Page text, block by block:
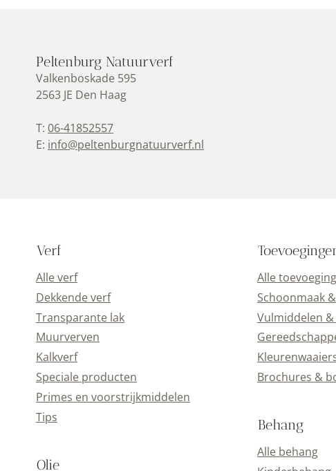
Peltenburg Natuurverf
Valkenboskade 595
2563 JE Den Haag
T: 06-41852557
E: info@peltenburgnatuurverf.nl
Verf
Alle verf
Dekkende verf
Transparante lak
Muurverven
Kalkverf
Speciale producten
Primes en voorstrijkmiddelen
Tips
Olie
Alle
Schoonmaak
Vulmiddelen
Brochures &
Behang
Alle behang